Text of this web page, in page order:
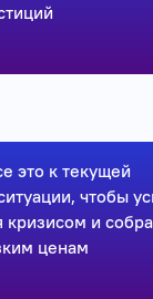
это к текущей
чтобы
кризисом и
ценам